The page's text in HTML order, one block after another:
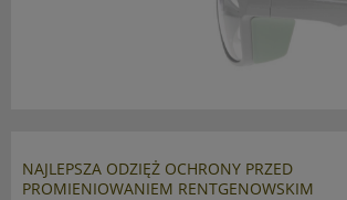
NAJLEPSZA ODZIĘŻ OCHRONY PRZED
PROMIENIOWANIEM RENTGENOWSKIM